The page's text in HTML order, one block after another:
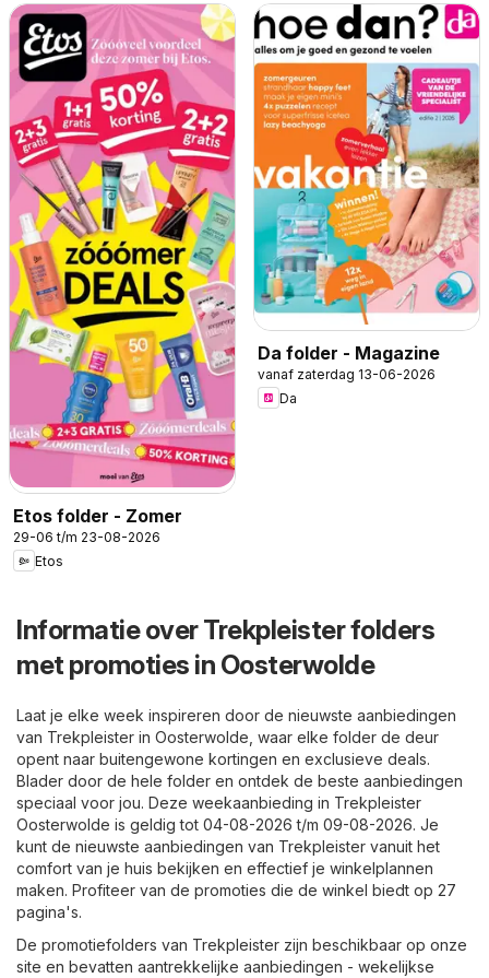
Etos folder - Zomer
29-06 t/m 23-08-2026
Etos
Da folder - Magazine
vanaf zaterdag 13-06-2026
Da
Informatie over Trekpleister folders
met promoties in Oosterwolde
Laat je elke week inspireren door de nieuwste aanbiedingen
van Trekpleister in Oosterwolde, waar elke folder de deur
opent naar buitengewone kortingen en exclusieve deals.
Blader door de hele folder en ontdek de beste aanbiedingen
speciaal voor jou. Deze weekaanbieding in Trekpleister
Oosterwolde is geldig tot 04-08-2026 t/m 09-08-2026. Je
kunt de nieuwste aanbiedingen van Trekpleister vanuit het
comfort van je huis bekijken en effectief je winkelplannen
maken. Profiteer van de promoties die de winkel biedt op 27
pagina's.
De promotiefolders van Trekpleister zijn beschikbaar op onze
site en bevatten aantrekkelijke aanbiedingen - wekelijkse